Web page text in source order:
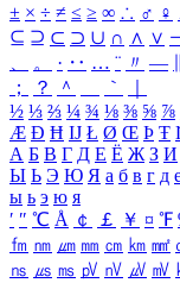
± × ÷ ≠ ≤ ≥ ∞ ∴ ♂ ♀
⊆ ⊇ ⊂ ⊃ ∪ ∩ ∧ ∨
、
。 · ‥ … ¨ 〃 ―
；
？ ＾ ｀
½ ⅓ ⅔ ¼ ¾ ⅛ ⅜ ⅝ ⅞
Æ Ð Ħ Ĳ Ł Ø Œ Þ Ŧ
А Б В Г Д Е Ё Ж З И
Ы Ь Э Ю Я а б в г д
ы ь э ю я
′ ″ ℃ Å ￠ ￡ ￥ ¤ ℉
㎙ ㎚ ㎛ ㎜ ㎝ ㎞ ㎟
㎱ ㎲ ㎳ ㎴ ㎵ ㎶ ㎷